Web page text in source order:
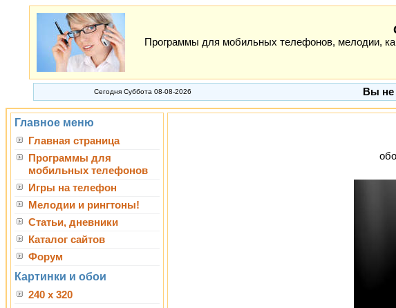
Программы для мобильных телефонов, мелодии,
Сегодня Суббота 08-08-2026 Вы не
Главное меню
Главная страница
Программы для
мобильных телефонов
Игры на телефон
Мелодии и рингтоны!
Статьи, дневники
Каталог сайтов
Форум
Картинки и обои
240 x 320